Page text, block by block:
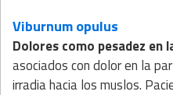
Viburnum opulus
Dolores como pesadez en
asociados con dolor en la
irradia hacia los muslos.